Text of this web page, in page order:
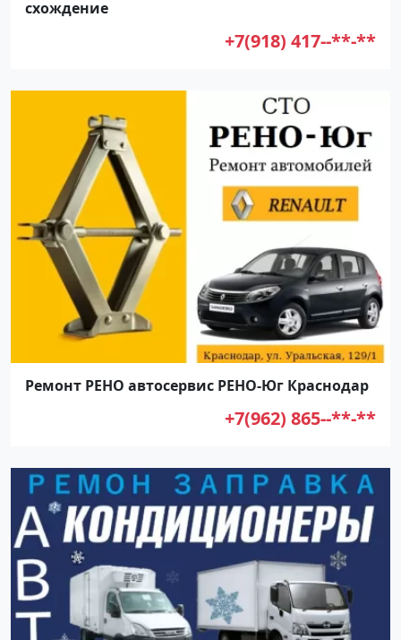
схождение
+7(918) 417--**-**
Ремонт РЕНО автосервис РЕНО-Юг Краснодар
+7(962) 865--**-**